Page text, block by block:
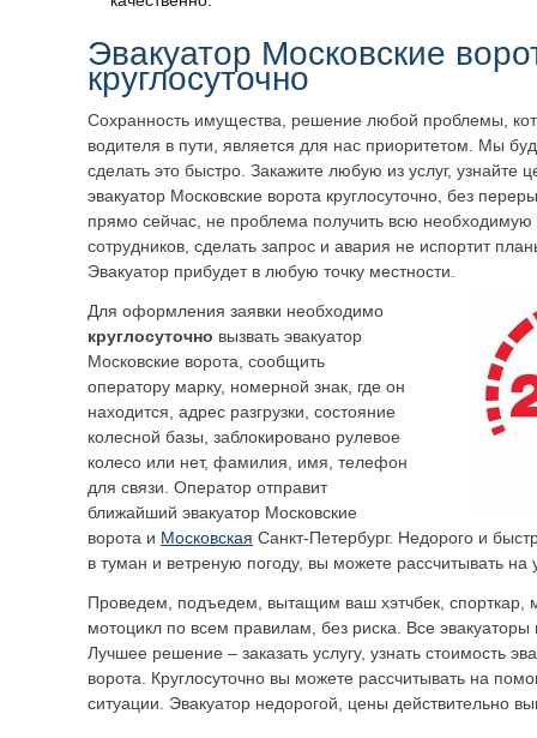
Эвакуатор Московские
круглосуточно
Сохранность имущества, решение любой проблемы,
водителя в пути, является для нас приоритетом. Мы
сделать это быстро. Закажите любую из услуг, узнайте
эвакуатор Московские ворота круглосуточно, без
прямо сейчас, не проблема получить всю
сотрудников, сделать запрос и авария не испортит
Эвакуатор прибудет в любую точку местности.
Для оформления заявки необходимо
круглосуточно вызвать эвакуатор
Московские ворота , сообщить
оператору марку, номерной знак, где он
находится, адрес разгрузки, состояние
колесной базы, заблокировано рулевое
колесо или нет, фамилия, имя, телефон
для связи. Оператор отправит
ближайший эвакуатор Московские
ворота и Московская Санкт-Петербург. Недорого и
в туман и ветреную погоду, вы можете рассчитывать
Проведем, подъедем, вытащим ваш хэтчбек, спорткар,
мотоцикл по всем правилам, без риска. Все эвакуаторы
Лучшее решение – заказать услугу, узнать стоимость
ворота . Круглосуточно вы можете рассчитывать на
ситуации. Эвакуатор недорогой, цены действительно